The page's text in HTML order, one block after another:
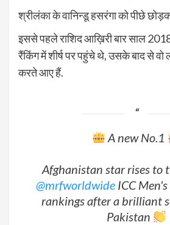
श्रीलंका के वानिन्डू हसरंगा को पीछे
इससे पहले राशिद आख़िरी बार साल
रैंकिंग में शीर्ष पर पहुंचे थे, उसके बाद से वो
करते आए हैं.
A new No.1
Afghanistan star rises to
@mrfworldwide ICC
rankings after a brilliant
Pakistan